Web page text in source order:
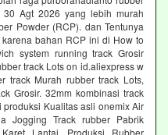
Agt 2026 yang lebih murah
Powder (RCP). dan Tentunya
bahan RCP ini di How to
system running track Grosir
track Lots on id.aliexpress w
track Murah rubber track Lots,
Grosir. 32mm kombinasi track
Kualitas asli onemix Air
Jogging Track rubber Pabrik